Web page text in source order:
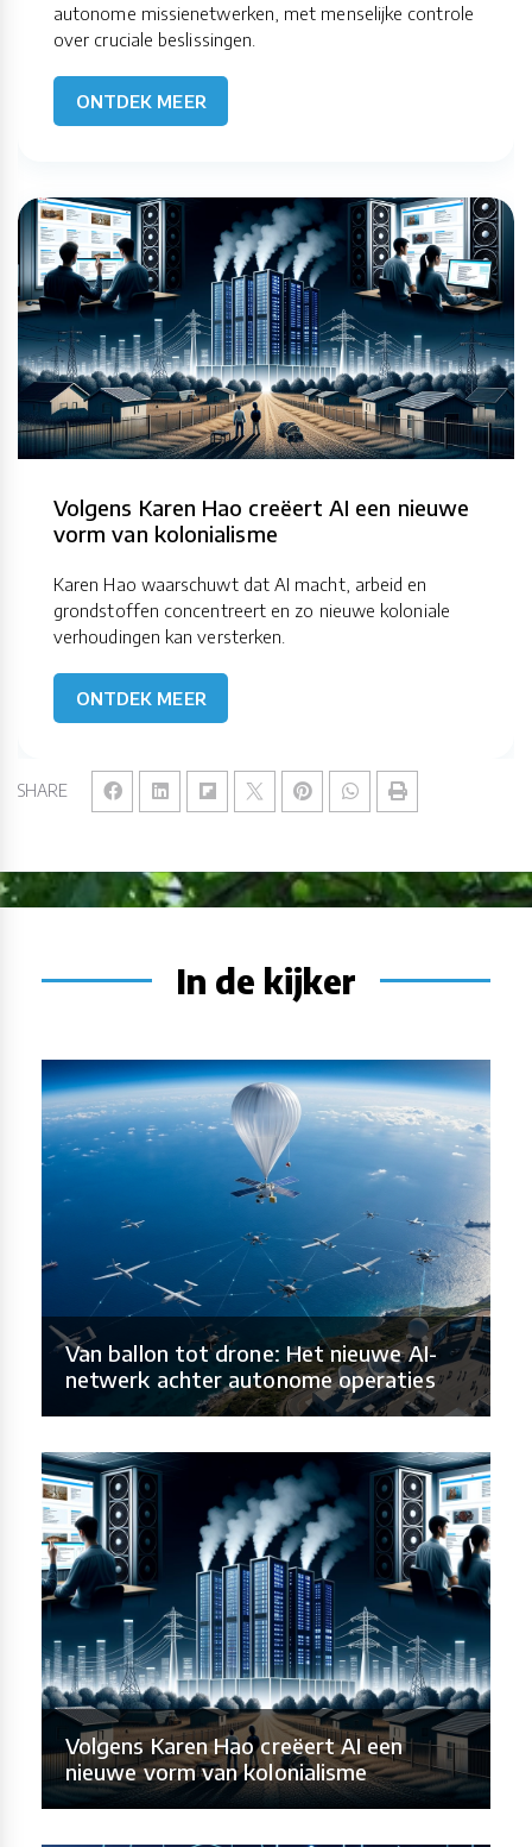
SHARE
autonome missienetwerken, met menselijke controle
over cruciale beslissingen.
ONTDEK MEER
Volgens Karen Hao creëert AI een nieuwe
vorm van kolonialisme
Karen Hao waarschuwt dat AI macht, arbeid en
grondstoffen concentreert en zo nieuwe koloniale
verhoudingen kan versterken.
ONTDEK MEER
In de kijker
Van ballon tot drone: Het nieuwe AI-
netwerk achter autonome operaties
Volgens Karen Hao creëert AI een
nieuwe vorm van kolonialisme